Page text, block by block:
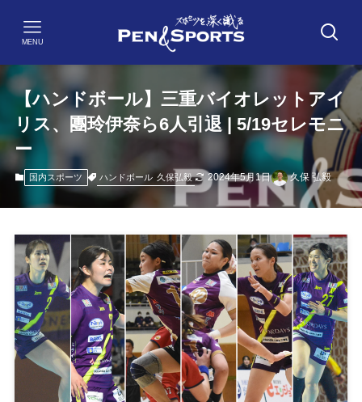
MENU
【ハンドボール】三重バイオレットアイ
リス、團玲伊奈ら6人引退 | 5/19セレモニ
ー
国内スポーツ ハンドボール 久保弘毅 2024年5月1日 久保 弘毅